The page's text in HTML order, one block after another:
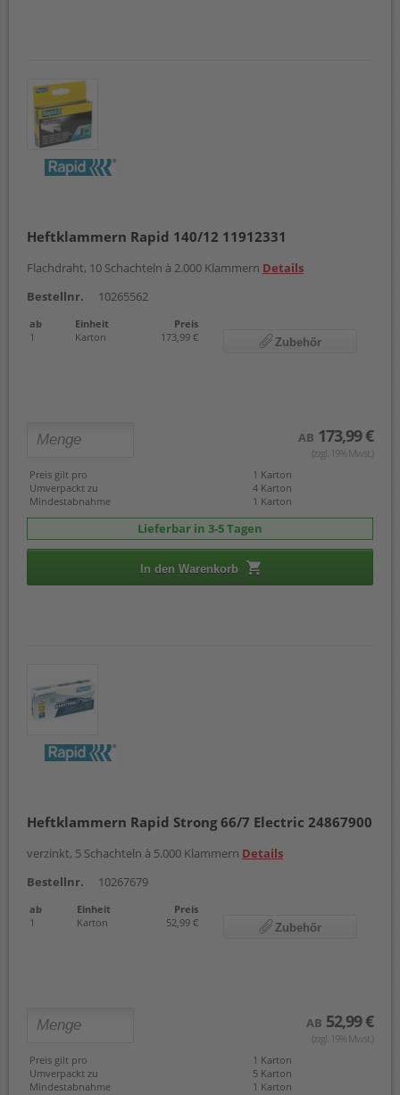
Heftklammern Rapid 140/12 11912331
Flachdraht, 10 Schachteln à 2.000 Klammern Details
Bestellnr.
10265562
ab Einheit
Preis
1
Karton 173,99 € Zubehör
AB 173,99 €
(zzgl. 19% Mwst.)
Preis gilt pro
1 Karton
Umverpackt zu
4 Karton
Mindestabnahme
1 Karton
Lieferbar in 3-5 Tagen
In den Warenkorb
Heftklammern Rapid Strong 66/7 Electric 24867900
verzinkt, 5 Schachteln à 5.000 Klammern Details
Bestellnr.
10267679
ab Einheit
Preis
1
Karton 52,99 € Zubehör
AB 52,99 €
(zzgl. 19% Mwst.)
Preis gilt pro
1 Karton
Umverpackt zu
5 Karton
Mindestabnahme
1 Karton